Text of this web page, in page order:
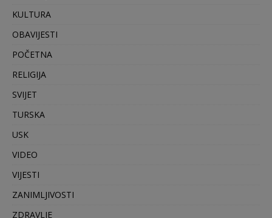
KULTURA
OBAVIJESTI
POČETNA
RELIGIJA
SVIJET
TURSKA
USK
VIDEO
VIJESTI
ZANIMLJIVOSTI
ZDRAVLJE